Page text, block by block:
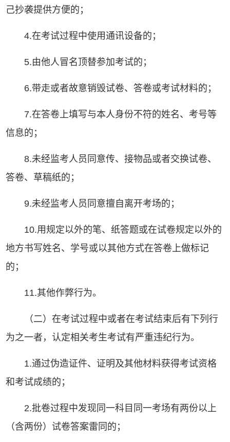
己抄袭提供方便的；
4.在考试过程中使用通讯设备的；
5.由他人冒名顶替参加考试的；
6.带走或者故意销毁试卷、答卷或考试材料的；
7.在答卷上填写与本人身份不符的姓名、考号等
信息的；
8.未经监考人员同意传、接物品或者交换试卷、
答卷、草稿纸的；
9.未经监考人员同意擅自离开考场的；
10.用规定以外的笔、纸答题或在试卷规定以外的
地方书写姓名、学号或以其他方式在答卷上做标记
的；
11.其他作弊行为。
（二）在考试过程中或者在考试结束后有下列行
为之一者，认定相关考生考试有严重违纪行为。
1.通过伪造证件、证明及其他材料获得考试资格
和考试成绩的；
2.批卷过程中发现同一科目同一考场有两份以上
（含两份）试卷答案雷同的；